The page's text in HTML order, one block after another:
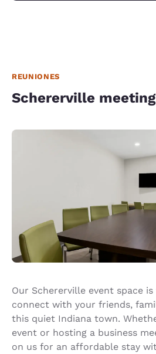
REUNIONES
Schererville
Our Schererville event space
connect with your friends,
this quiet Indiana town.
event or hosting a business
on us for an affordable stay